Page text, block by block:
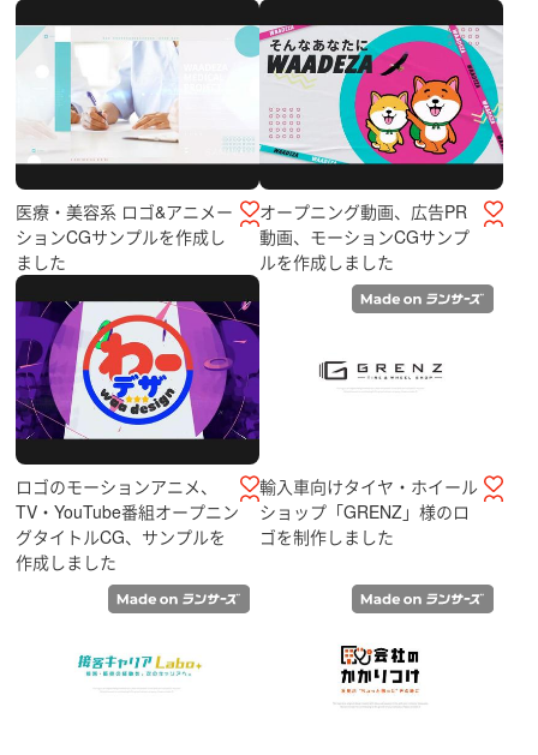
医療・美容系 ロゴ&アニメー
ションCGサンプルを作成し
ました
オープニング動画、広告PR
動画、モーションCGサンプ
ルを作成しました
ロゴのモーションアニメ、
TV・YouTube番組オープニン
グタイトルCG、サンプルを
作成しました
輸入車向けタイヤ・ホイール
ショップ「GRENZ」様のロ
ゴを制作しました